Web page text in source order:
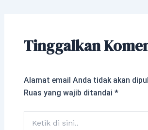
Tinggalkan
Alamat email Anda tidak akan
Ruas yang wajib ditandai *